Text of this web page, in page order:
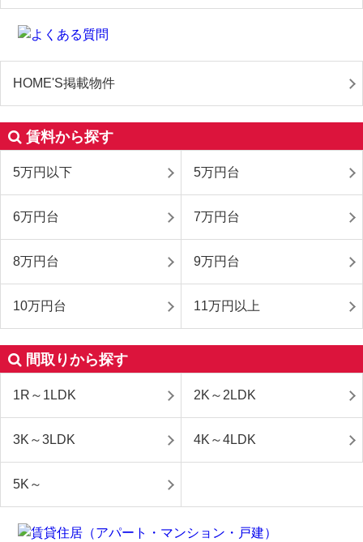
HOME'S掲載物件
賃料から探す
5万円以下 5万円台
6万円台 7万円台
8万円台 9万円台
10万円台 11万円以上
間取りから探す
1R～1LDK 2K～2LDK
3K～3LDK 4K～4LDK
5K～